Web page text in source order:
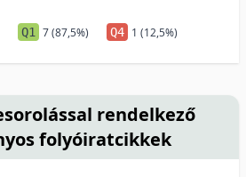
Q1 7 (87,5%) Q4 1 (12,5%)
rendelkező
folyóiratcikkek